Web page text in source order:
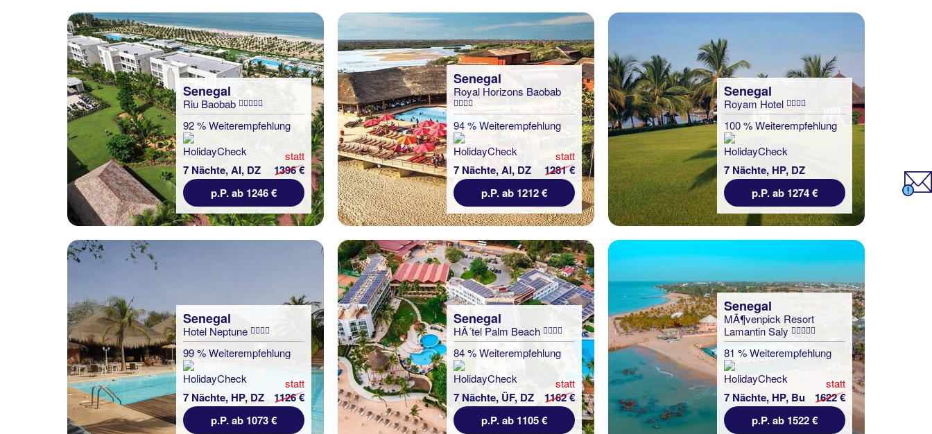
Senegal
Riu Baobab
92 % Weiterempfehlung
7 Nächte, AI, DZ
statt
1396 €
p.P. ab 1246 €
Senegal
Royal Horizons Baobab
94 % Weiterempfehlung
7 Nächte, AI, DZ
statt
1281 €
p.P. ab 1212 €
Senegal
Royam Hotel
100 % Weiterempfehlung
7 Nächte, HP, DZ
p.P. ab 1274 €
Senegal
Hotel Neptune
99 % Weiterempfehlung
7 Nächte, HP, DZ
statt
1126 €
p.P. ab 1073 €
Senegal
HÃ´tel Palm Beach
84 % Weiterempfehlung
7 Nächte, ÜF, DZ
statt
1162 €
p.P. ab 1105 €
Senegal
MÃ¶venpick Resort
Lamantin Saly
81 % Weiterempfehlung
7 Nächte, HP, Bu
statt
1622 €
p.P. ab 1522 €